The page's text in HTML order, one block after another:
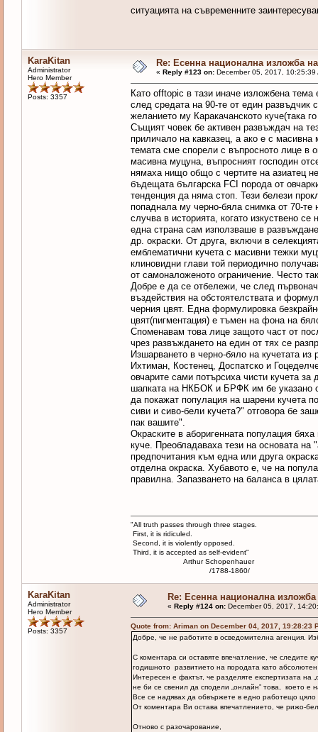
ситуацията на съвременните
KaraKitan
Administrator
Hero Member
Posts: 3357
Re: Есенна национална изложба
« Reply #123 on:December 05, 2017, 10:25:39
Като offtopic в тази иначе изложбена
след средата на 90-те от един развъдчик
желанието му Каракачанското куче(така
Същият човек бе активен развъждач на
приличало на кавказец, а ако е с
темата сме спорели с въпросното лице в
масивна муцуна, въпросният господин
нямаха нищо общо с чертите на азиатец
бъдещата българска FCI порода от
тенденция да няма стоп. Тези белези
попаднала му черно-бяла снимка от 70-те
случва в историята, когато изкуствено
една страна сам използваше в
др. окраски. От друга, включи в
емблематични кучета с масивни тежки
клиновидни глави той периодично
от самоналоженото ограничение. Често
Добре е да се отбележи, че след
въздействия на обстоятелствата и
черния цвят. Една формулировка
цвят(пигментация) е тъмен на фона на
Споменавам това лице защото част от
чрез развъждането на един от тях се
Изшарването в черно-бяло на кучетата из
Ихтиман, Костенец, Доспатско и
овчарите сами потърсиха чисти кучета
шапката на НКБОК и БРФК им бе указано
да покажат популация на шарени кучета
сиви и сиво-бели кучета?" отговора бе
пак вашите".
Окраските в аборигенната популация
куче. Преобладаваха тези на основата на
предпочитания към една или друга
отделна окраска. Хубавото е, че на
правилна. Запазването на баланса в
"All truth passes through three stages.
First, it is ridiculed.
Second, it is violently opposed.
Third, it is accepted as self-evident"
Arthur Schopenhauer
/1788-1860/
KaraKitan
Administrator
Hero Member
Posts: 3357
Re: Есенна национална
« Reply #124 on:December 05, 2017,
Quote from: Ariman on December 04, 2017, 19:28:23
Добре, че не работите в осведомителна агенция.
С коментара си оставяте впечатление, че следите
годишното развитието на породата като
Интересен е фактът, че разделяте експертизата на
не би се свенил да сподели „онлайн” това, което
Все се надявах да обвържете в едно работещо
От коментара Ви остава впечатлението, че рижо-
Отново с разочарование,